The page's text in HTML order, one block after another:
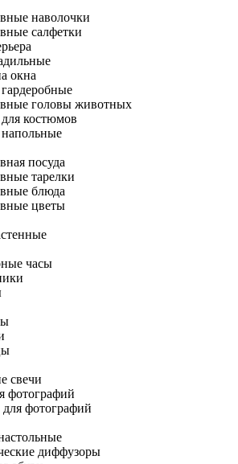
наволочки
салфетки
окна
головы животных
костюмов
посуда
тарелки
блюда
цветы
часы
свечи
фотографий
фотографий
диффузоры